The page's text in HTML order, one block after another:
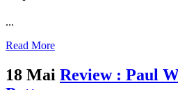
...
Read More
18 Mai Review : Paul